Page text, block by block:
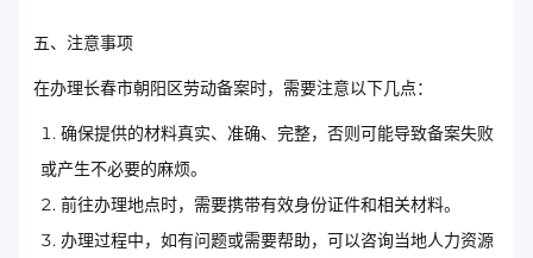
五、注意事项
在办理长春市朝阳区劳动备案时，需要注意以下几点：
确保提供的材料真实、准确、完整，否则可能导致备案失败
或产生不必要的麻烦。
前往办理地点时，需要携带有效身份证件和相关材料。
办理过程中，如有问题或需要帮助，可以咨询当地人力资源